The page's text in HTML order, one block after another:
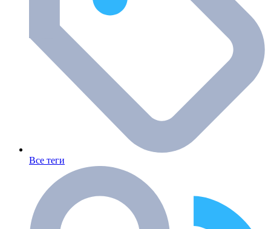
Все теги